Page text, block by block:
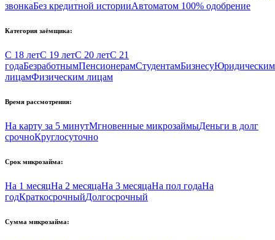
звонкаБез кредитной историиАвтоматом 100% одобрение
Категория заёмщика:
С 18 летС 19 летС 20 летС 21
годаБезработнымПенсионерамСтудентамБизнесуЮридическим
лицамФизическим лицам
Время рассмотрения:
На карту за 5 минутМгновенные микрозаймыДеньги в долг
срочноКруглосуточно
Срок микрозайма:
На 1 месяцНа 2 месяцаНа 3 месяцаНа пол годаНа
годКраткосрочныйДолгосрочный
Сумма микрозайма: